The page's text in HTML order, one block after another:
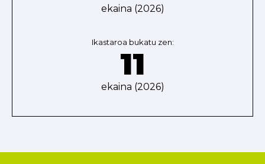
ekaina (2026)
Ikastaroa bukatu zen:
11
ekaina (2026)